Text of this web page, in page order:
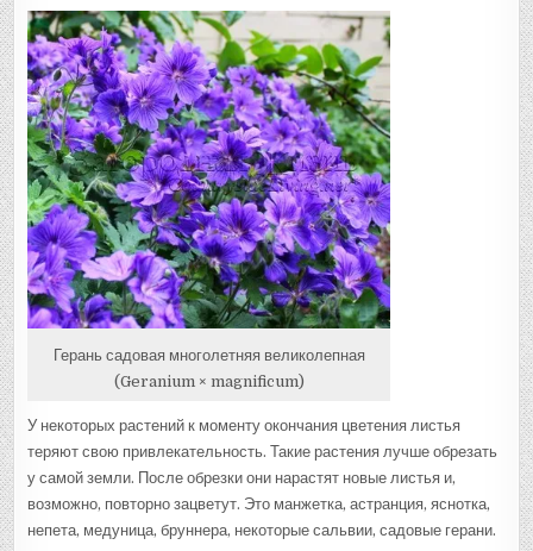
Герань садовая многолетняя великолепная
(Geranium × magnificum)
У некоторых растений к моменту окончания цветения листья
теряют свою привлекательность. Такие растения лучше обрезать
у самой земли. После обрезки они нарастят новые листья и,
возможно, повторно зацветут. Это манжетка, астранция, яснотка,
непета, медуница, бруннера, некоторые сальвии, садовые герани.